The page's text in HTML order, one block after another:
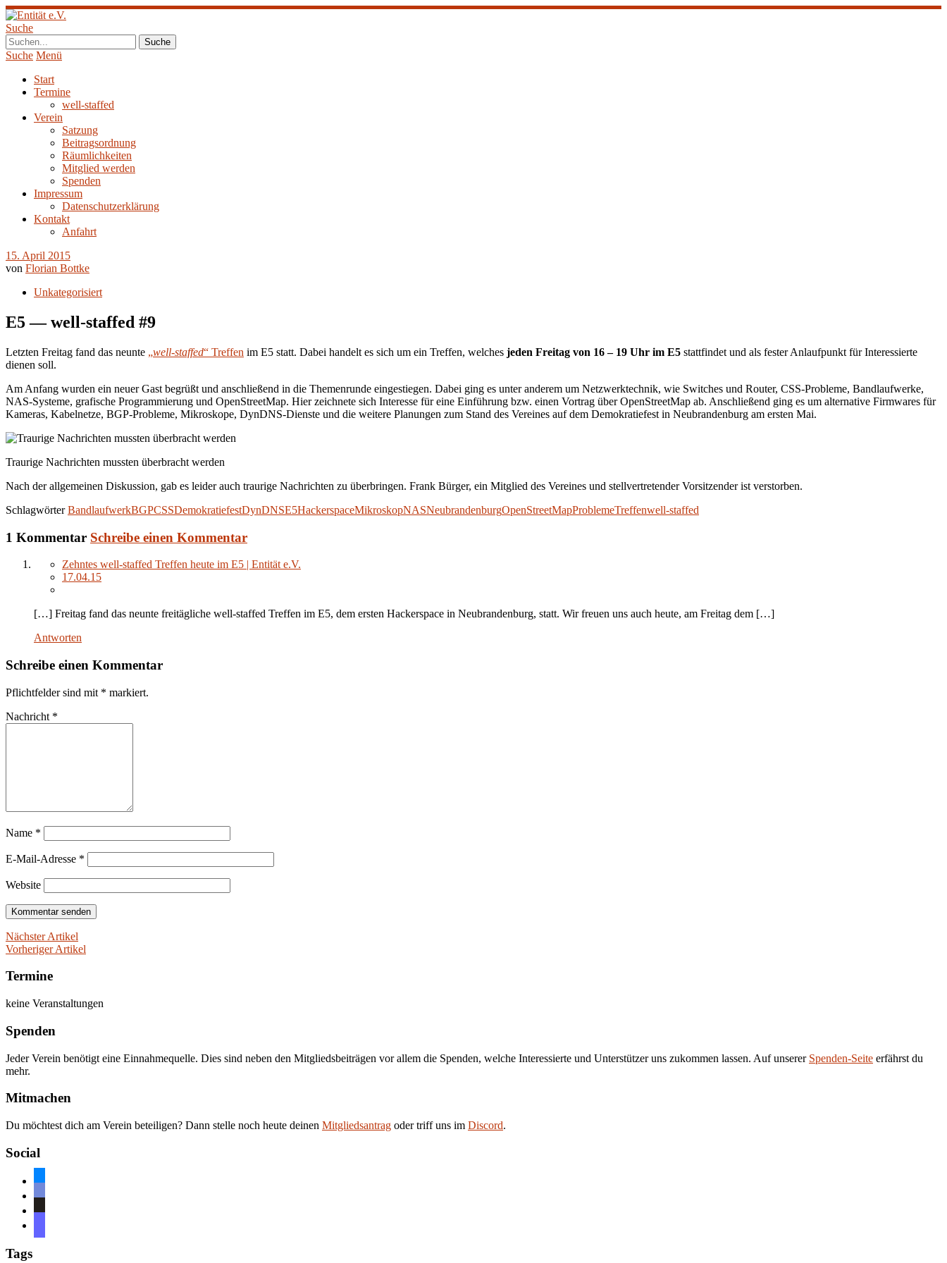
Suche
Suche Menü
Start
Termine
well-staffed
Verein
Satzung
Beitragsordnung
Räumlichkeiten
Mitglied werden
Spenden
Impressum
Datenschutzerklärung
Kontakt
Anfahrt
15. April 2015
von Florian Bottke
Unkategorisiert
E5 — well-staffed #9
Letzten Freitag fand das neunte „well-staffed“ Treffen im E5 statt. Dabei handelt es sich um ein Treffen, welches jeden Freitag von 16 – 19 Uhr im E5 stattfindet und als fester Anlaufpunkt für Interessierte
dienen soll.
Am Anfang wurden ein neuer Gast begrüßt und anschließend in die Themenrunde eingestiegen. Dabei ging es unter anderem um Netzwerktechnik, wie Switches und Router, CSS-Probleme, Bandlaufwerke,
NAS-Systeme, grafische Programmierung und OpenStreetMap. Hier zeichnete sich Interesse für eine Einführung bzw. einen Vortrag über OpenStreetMap ab. Anschließend ging es um alternative Firmwares für
Kameras, Kabelnetze, BGP-Probleme, Mikroskope, DynDNS-Dienste und die weitere Planungen zum Stand des Vereines auf dem Demokratiefest in Neubrandenburg am ersten Mai.
Traurige Nachrichten mussten überbracht werden
Nach der allgemeinen Diskussion, gab es leider auch traurige Nachrichten zu überbringen. Frank Bürger, ein Mitglied des Vereines und stellvertretender Vorsitzender ist verstorben.
Schlagwörter BandlaufwerkBGPCSSDemokratiefestDynDNSE5HackerspaceMikroskopNASNeubrandenburgOpenStreetMapProblemeTreffenwell-staffed
1 Kommentar Schreibe einen Kommentar
Zehntes well-staffed Treffen heute im E5 | Entität e.V.
17.04.15
[…] Freitag fand das neunte freitägliche well-staffed Treffen im E5, dem ersten Hackerspace in Neubrandenburg, statt. Wir freuen uns auch heute, am Freitag dem […]
Antworten
Schreibe einen Kommentar
Pflichtfelder sind mit * markiert.
Nachricht *
Name *
E-Mail-Adresse *
Website
Nächster Artikel
Vorheriger Artikel
Termine
keine Veranstaltungen
Spenden
Jeder Verein benötigt eine Einnahmequelle. Dies sind neben den Mitgliedsbeiträgen vor allem die Spenden, welche Interessierte und Unterstützer uns zukommen lassen. Auf unserer Spenden-Seite erfährst du
mehr.
Mitmachen
Du möchtest dich am Verein beteiligen? Dann stelle noch heute deinen Mitgliedsantrag oder triff uns im Discord.
Social
Tags